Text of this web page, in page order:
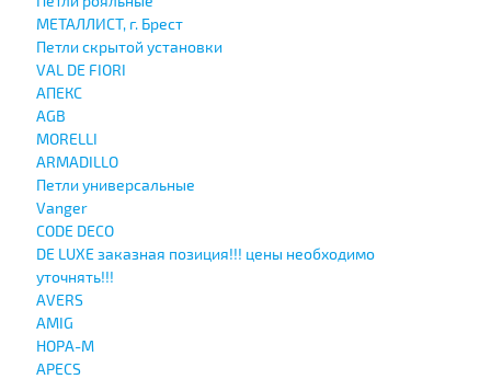
МЕТАЛЛИСТ, г. Брест
Петли скрытой установки
VAL DE FIORI
АПЕКС
AGB
MORELLI
ARMADILLO
Петли универсальные
Vanger
CODE DECO
DE LUXE заказная позиция!!! цены необходимо
уточнять!!!
AVERS
AMIG
НОРА-М
APECS